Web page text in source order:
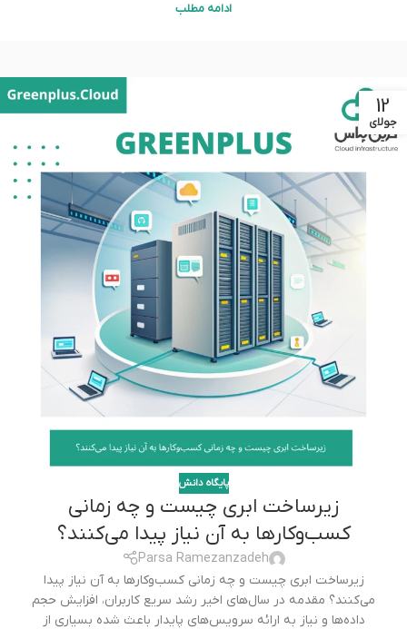
ادامه مطلب
12
جولای
پایگاه دانش
زیرساخت ابری چیست و چه زمانی
کسب‌وکارها به آن نیاز پیدا می‌کنند؟
Parsa Ramezanzadeh
زیرساخت ابری چیست و چه زمانی کسب‌وکارها به آن نیاز پیدا
می‌کنند؟ مقدمه در سال‌های اخیر رشد سریع کاربران، افزایش حجم
داده‌ها و نیاز به ارائه سرویس‌های پایدار باعث شده بسیاری از